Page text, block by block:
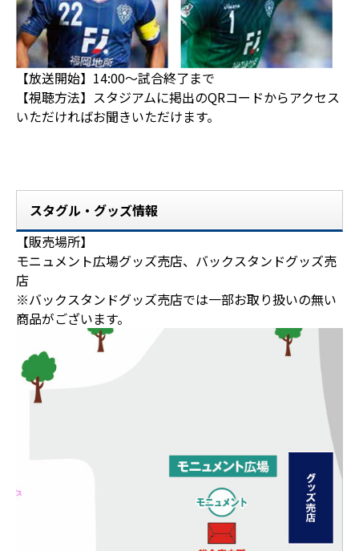
【放送開始】14:00～試合終了まで
【視聴方法】スタジアムに掲出のQRコードからアクセス
いただければお聞きいただけます。
スタグル・グッズ情報
【販売場所】
モニュメント広場グッズ売店、バックスタンドグッズ売
店
※バックスタンドグッズ売店では一部お取り扱いの無い
商品がございます。